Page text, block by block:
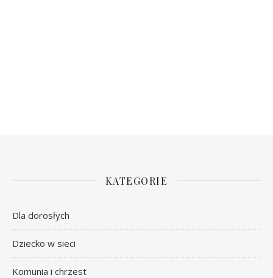
KATEGORIE
Dla dorosłych
Dziecko w sieci
Komunia i chrzest